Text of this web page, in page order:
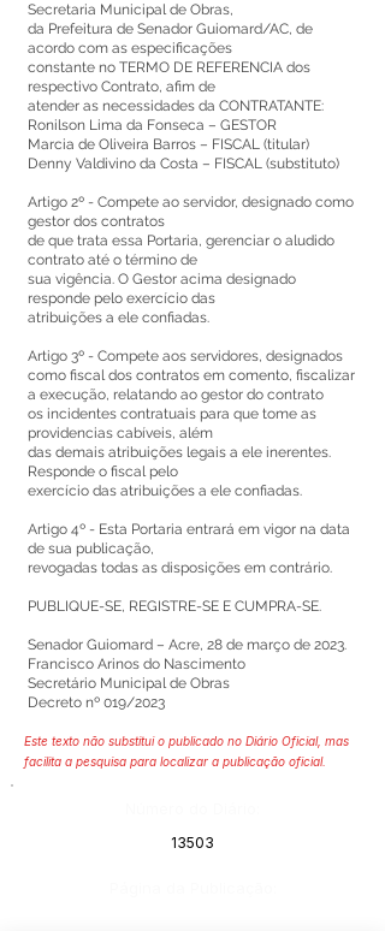
Secretaria Municipal de Obras,
da Prefeitura de Senador Guiomard/AC, de
acordo com as especificações
constante no TERMO DE REFERENCIA dos
respectivo Contrato, afim de
atender as necessidades da CONTRATANTE:
Ronilson Lima da Fonseca – GESTOR
Marcia de Oliveira Barros – FISCAL (titular)
Denny Valdivino da Costa – FISCAL (substituto)
Artigo 2º - Compete ao servidor, designado como
gestor dos contratos
de que trata essa Portaria, gerenciar o aludido
contrato até o término de
sua vigência. O Gestor acima designado
responde pelo exercício das
atribuições a ele confiadas.
Artigo 3º - Compete aos servidores, designados
como fiscal dos contratos em comento, fiscalizar
a execução, relatando ao gestor do contrato
os incidentes contratuais para que tome as
providencias cabíveis, além
das demais atribuições legais a ele inerentes.
Responde o fiscal pelo
exercício das atribuições a ele confiadas.
Artigo 4º - Esta Portaria entrará em vigor na data
de sua publicação,
revogadas todas as disposições em contrário.
PUBLIQUE-SE, REGISTRE-SE E CUMPRA-SE.
Senador Guiomard – Acre, 28 de março de 2023.
Francisco Arinos do Nascimento
Secretário Municipal de Obras
Decreto nº 019/2023
Este texto não substitui o publicado no Diário Oficial, mas
facilita a pesquisa para localizar a publicação oficial.
13503